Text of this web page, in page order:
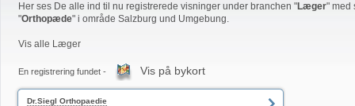
Her ses De alle ind til nu registrerede visninger under branchen "Læger" med
"Orthopæde" i område Salzburg und Umgebung.
Vis alle Læger
En registrering fundet - Vis på bykort
Dr.Siegl Orthopaedie